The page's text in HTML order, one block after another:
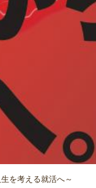
を考える就活へ～